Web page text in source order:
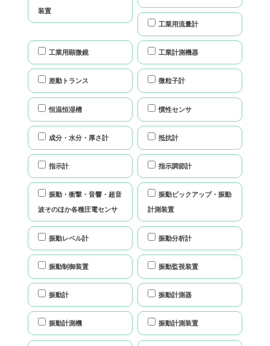
装置
工業用流量計
工業用顕微鏡 工業計測機器
差動トランス 微粒子計
恒温恒湿槽 慣性センサ
成分・水分・厚さ計 抵抗計
指示計 指示調節計
振動・衝撃・音響・超音
波そのほか各種圧電センサ
振動ピックアップ・振動
計測装置
振動レベル計 振動分析計
振動制御装置 振動監視装置
振動計 振動計測器
振動計測機 振動計測装置